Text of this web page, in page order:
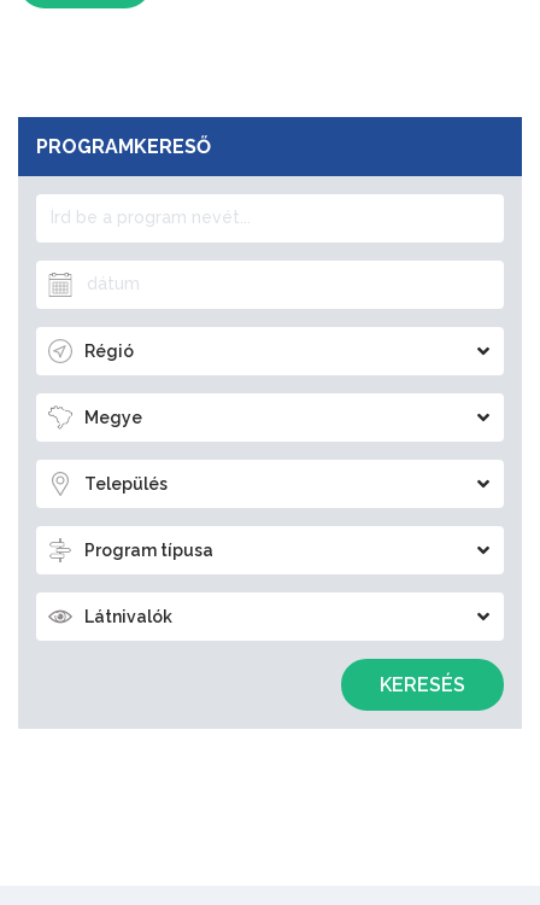
PROGRAMKERESŐ
Régió
Megye
Település
Program típusa
Látnivalók
KERESÉS